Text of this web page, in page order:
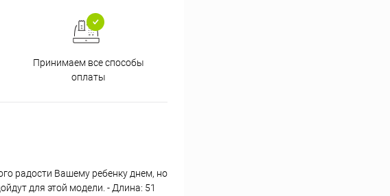
Принимаем все способы
оплаты
радости Вашему ребенку днем, но
для этой модели. - Длина: 51